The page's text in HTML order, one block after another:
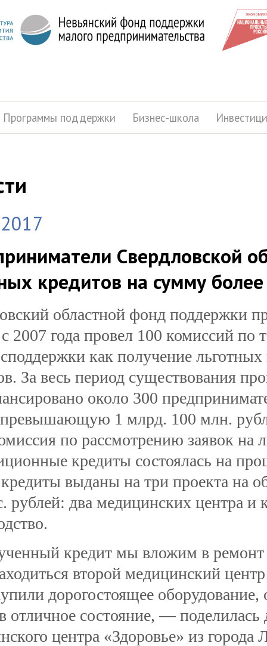
Программы поддержки Бизнес-школа
Свердловской
кредитов на сумму
областной фонд поддержки
2007 года провел 100 комиссий по
как получение
За весь период существования
около 300
1 млрд. 100 млн.
по рассмотрению заявок на
кредиты состоялась на
выданы на три проекта на
рублей: два медицинских центра и
кредит мы вложим в ремонт
второй медицинский
дорогостоящее оборудование,
отличное состояние, — поделилась
центра «Здоровье» из города